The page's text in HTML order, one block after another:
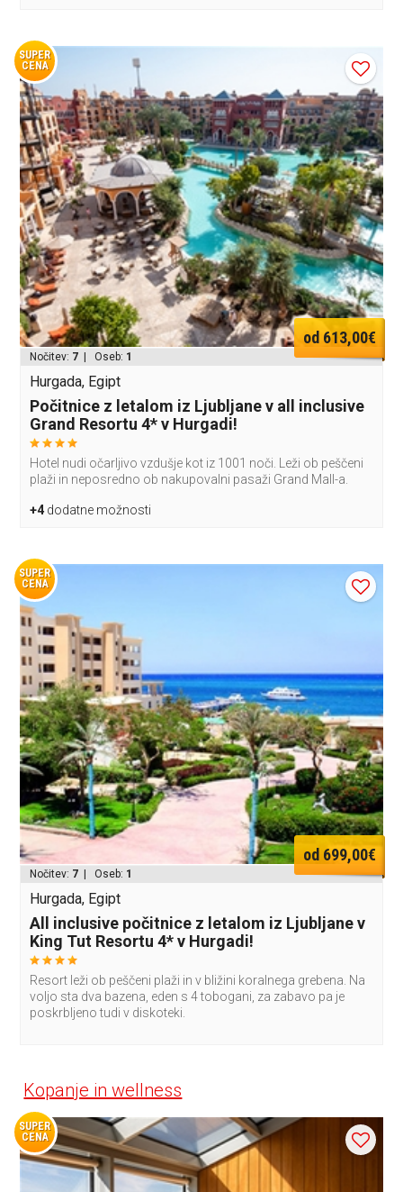
SUPER
CENA
od 613,00€
Nočitev: 7 | Oseb: 1
Hurgada, Egipt
Počitnice z letalom iz Ljubljane v all inclusive
Grand Resortu 4* v Hurgadi!
Hotel nudi očarljivo vzdušje kot iz 1001 noči. Leži ob peščeni
plaži in neposredno ob nakupovalni pasaži Grand Mall-a.
+4 dodatne možnosti
SUPER
CENA
od 699,00€
Nočitev: 7 | Oseb: 1
Hurgada, Egipt
All inclusive počitnice z letalom iz Ljubljane v
King Tut Resortu 4* v Hurgadi!
Resort leži ob peščeni plaži in v bližini koralnega grebena. Na
voljo sta dva bazena, eden s 4 tobogani, za zabavo pa je
poskrbljeno tudi v diskoteki.
Kopanje in wellness
SUPER
CENA